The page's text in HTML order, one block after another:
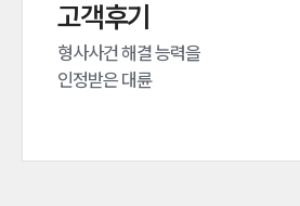
고객후기
형사사건 해결 능력을
인정받은 대륜